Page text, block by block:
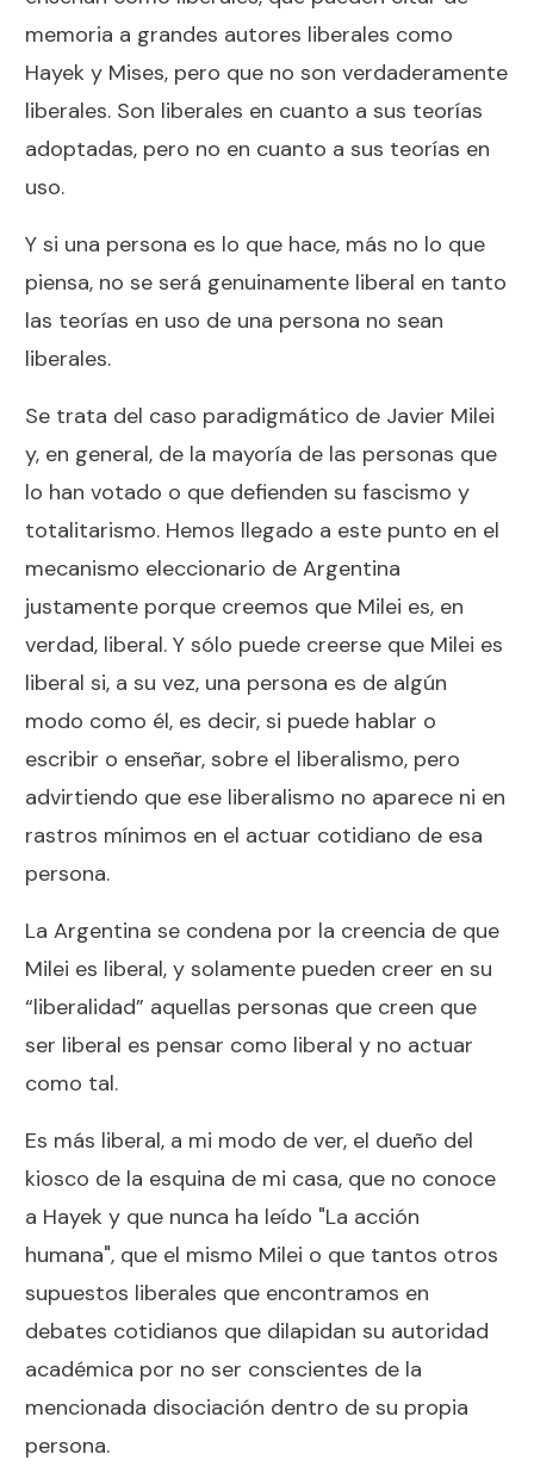
memoria a grandes autores liberales como
Hayek y Mises, pero que no son verdaderamente
liberales. Son liberales en cuanto a sus teorías
adoptadas, pero no en cuanto a sus teorías en
uso.
Y si una persona es lo que hace, más no lo que
piensa, no se será genuinamente liberal en tanto
las teorías en uso de una persona no sean
liberales.
Se trata del caso paradigmático de Javier Milei
y, en general, de la mayoría de las personas que
lo han votado o que defienden su fascismo y
totalitarismo. Hemos llegado a este punto en el
mecanismo eleccionario de Argentina
justamente porque creemos que Milei es, en
verdad, liberal. Y sólo puede creerse que Milei es
liberal si, a su vez, una persona es de algún
modo como él, es decir, si puede hablar o
escribir o enseñar, sobre el liberalismo, pero
advirtiendo que ese liberalismo no aparece ni en
rastros mínimos en el actuar cotidiano de esa
persona.
La Argentina se condena por la creencia de que
Milei es liberal, y solamente pueden creer en su
“liberalidad” aquellas personas que creen que
ser liberal es pensar como liberal y no actuar
como tal.
Es más liberal, a mi modo de ver, el dueño del
kiosco de la esquina de mi casa, que no conoce
a Hayek y que nunca ha leído "La acción
humana", que el mismo Milei o que tantos otros
supuestos liberales que encontramos en
debates cotidianos que dilapidan su autoridad
académica por no ser conscientes de la
mencionada disociación dentro de su propia
persona.